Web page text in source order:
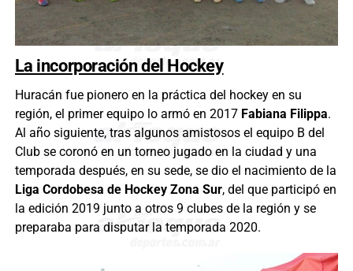
La incorporación del Hockey
Huracán fue pionero en la práctica del hockey en su
región, el primer equipo lo armó en 2017 Fabiana Filippa.
Al año siguiente, tras algunos amistosos el equipo B del
Club se coronó en un torneo jugado en la ciudad y una
temporada después, en su sede, se dio el nacimiento de la
Liga Cordobesa de Hockey Zona Sur, del que participó en
la edición 2019 junto a otros 9 clubes de la región y se
preparaba para disputar la temporada 2020.